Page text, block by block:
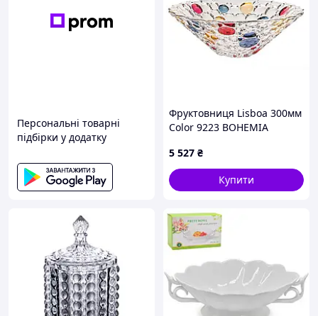
Персональні товарні
підбірки у додатку
Фруктовниця Lisboa 300мм
Color 9223 BOHEMIA
5 527 ₴
Купити